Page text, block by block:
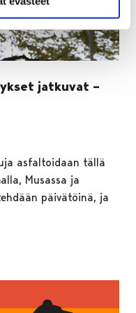
jatkuvat –
asfaltoidaan tällä
Musassa ja
päivätöinä, ja